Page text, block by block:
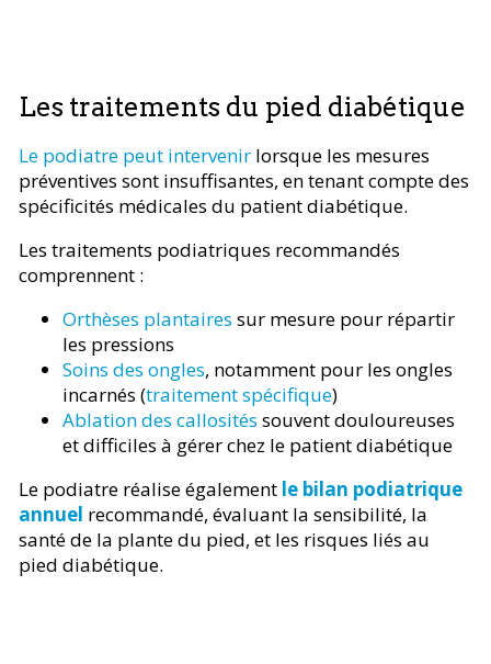
Les traitements du pied diabétique
Le podiatre peut intervenir lorsque les mesures
préventives sont insuffisantes, en tenant compte des
spécificités médicales du patient diabétique.
Les traitements podiatriques recommandés
comprennent :
Orthèses plantaires sur mesure pour répartir
les pressions
Soins des ongles, notamment pour les ongles
incarnés (traitement spécifique)
Ablation des callosités souvent douloureuses
et difficiles à gérer chez le patient diabétique
Le podiatre réalise également le bilan podiatrique
annuel recommandé, évaluant la sensibilité, la
santé de la plante du pied, et les risques liés au
pied diabétique.